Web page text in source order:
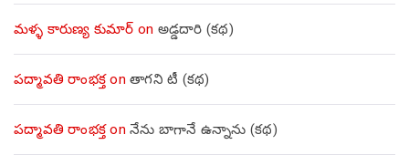
మళ్ళ కారుణ్య కుమార్ on అడ్డదారి (కథ)
పద్మావతి రాంభక్తon తాగని టీ (కథ)
పద్మావతి రాంభక్తon నేను బాగానే ఉన్నాను (క‌థ‌)